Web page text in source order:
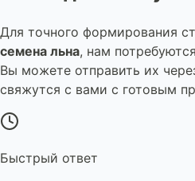
Для точного формирования
семена льна, нам
Вы можете отправить их
свяжутся с вами с готовым
Быстрый ответ